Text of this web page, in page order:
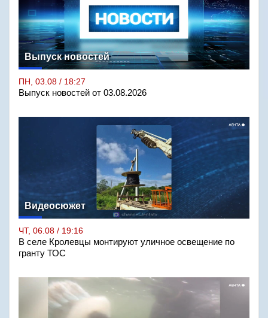
Выпуск новостей
ПН, 03.08 / 18:27
Выпуск новостей от 03.08.2026
Видеосюжет
ЧТ, 06.08 / 19:16
В селе Кролевцы монтируют уличное освещение по
гранту ТОС